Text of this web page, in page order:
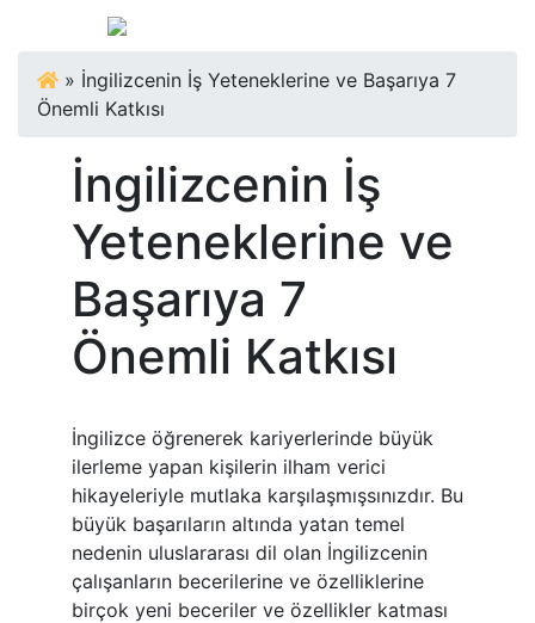
» İngilizcenin İş Yeteneklerine ve Başarıya 7
Önemli Katkısı
İngilizcenin İş
Yeteneklerine ve
Başarıya 7
Önemli Katkısı
İngilizce öğrenerek kariyerlerinde büyük
ilerleme yapan kişilerin ilham verici
hikayeleriyle mutlaka karşılaşmışsınızdır. Bu
büyük başarıların altında yatan temel
nedenin uluslararası dil olan İngilizcenin
çalışanların becerilerine ve özelliklerine
birçok yeni beceriler ve özellikler katması